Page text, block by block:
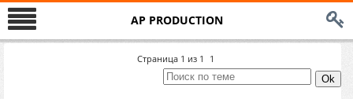
AP PRODUCTION
Страница 1 из 1 1